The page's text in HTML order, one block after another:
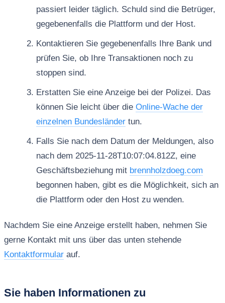
passiert leider täglich. Schuld sind die Betrüger,
gegebenenfalls die Plattform und der Host.
Kontaktieren Sie gegebenenfalls Ihre Bank und
prüfen Sie, ob Ihre Transaktionen noch zu
stoppen sind.
Erstatten Sie eine Anzeige bei der Polizei. Das
können Sie leicht über die Online-Wache der
einzelnen Bundesländertun.
Falls Sie nach dem Datum der Meldungen, also
nach dem 2025-11-28T10:07:04.812Z, eine
Geschäftsbeziehung mit brennholzdoeg.com
begonnen haben, gibt es die Möglichkeit, sich an
die Plattform oder den Host zu wenden.
Nachdem Sie eine Anzeige erstellt haben, nehmen Sie
gerne Kontakt mit uns über das unten stehende
Kontaktformularauf.
Sie haben Informationen zu